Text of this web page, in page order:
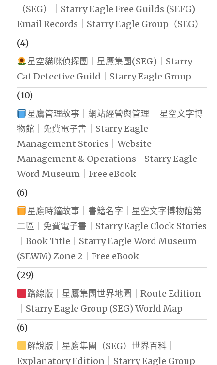
（SEG）｜Starry Eagle Free Guilds (SEFG)
Email Records｜Starry Eagle Group（SEG）
(4)
星空貓咪偵探團｜星鷹集團(SEG)｜Starry
Cat Detective Guild｜Starry Eagle Group
(10)
星鷹管理故事｜網站經營與管理—星空文字博
物館｜免費電子書｜Starry Eagle
Management Stories｜Website
Management & Operations—Starry Eagle
Word Museum｜Free eBook
(6)
星鷹時鐘故事｜書籍名字｜星空文字博物館第
二區｜免費電子書｜Starry Eagle Clock Stories
｜Book Title｜Starry Eagle Word Museum
(SEWM) Zone 2｜Free eBook
(29)
路線版｜星鷹集團世界地圖｜Route Edition
｜Starry Eagle Group (SEG) World Map
(6)
解說版｜星鷹集團（SEG）世界百科｜
Explanatory Edition｜Starry Eagle Group